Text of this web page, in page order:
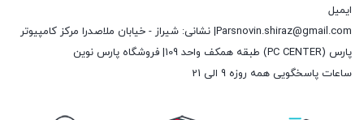
ایمیل
Parsnovin.shiraz@gmail.com| نشانی: شیراز - خیابان ملاصدرا مرکز کامپیوتر
پارس (PC CENTER) طبقه همکف واحد 109| فروشگاه پارس نوین
ساعات پاسخگویی همه روزه 9 الی 21